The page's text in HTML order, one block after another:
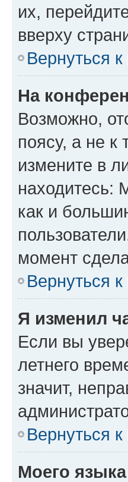
их,
вверху
Вернуться
На
Возможно,
поясу, а не к
измените в
находитесь:
как и
момент
Вернуться
Я изменил
Если вы
летнего
значит,
Вернуться
Моего